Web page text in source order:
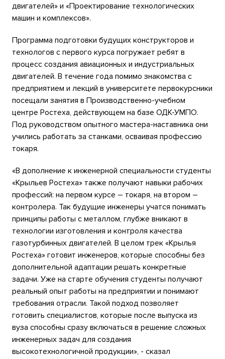
двигателей» и «Проектирование технологических
машин и комплексов».
Программа подготовки будущих конструкторов и
технологов с первого курса погружает ребят в
процесс создания авиационных и индустриальных
двигателей. В течение года помимо знакомства с
предприятием и лекций в университете первокурсники
посещали занятия в Производственно-учебном
центре Ростеха, действующем на базе ОДК-УМПО.
Под руководством опытного мастера-наставника они
учились работать за станками, осваивая профессию
токаря.
«В дополнение к инженерной специальности студенты
«Крыльев Ростеха» также получают навыки рабочих
профессий: на первом курсе – токаря, на втором –
контролера. Так будущие инженеры учатся понимать
принципы работы с металлом, глубже вникают в
технологии изготовления и контроля качества
газотурбинных двигателей. В целом трек «Крылья
Ростеха» готовит инженеров, которые способны без
дополнительной адаптации решать конкретные
задачи. Уже на старте обучения студенты получают
реальный опыт работы на предприятии и понимают
требования отрасли. Такой подход позволяет
готовить специалистов, которые после выпуска из
вуза способны сразу включаться в решение сложных
инженерных задач для создания
высокотехнологичной продукции», - сказал